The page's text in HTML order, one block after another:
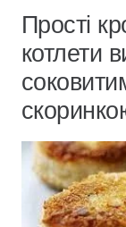
Прості
котлети